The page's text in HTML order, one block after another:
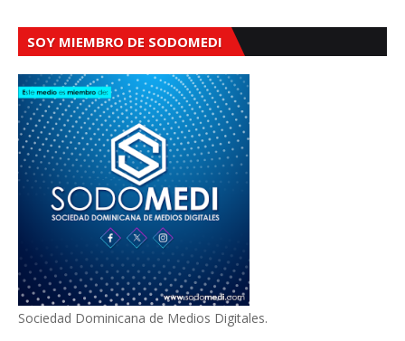
SOY MIEMBRO DE SODOMEDI
Sociedad Dominicana de Medios Digitales.